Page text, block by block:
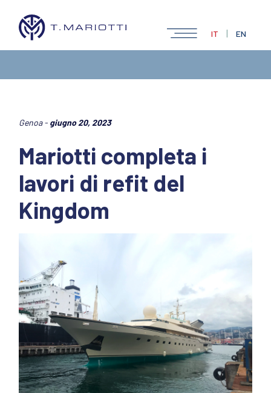
IT | EN
Genoa - giugno 20, 2023
Mariotti completa i
lavori di refit del
Kingdom